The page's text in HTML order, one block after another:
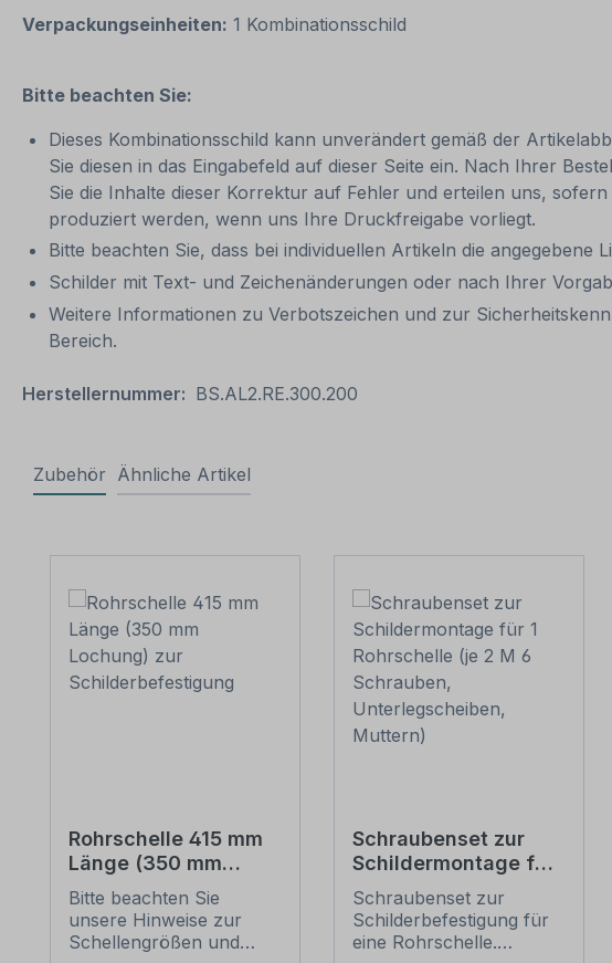
Verpackungseinheiten: 1 Kombinationsschild
Bitte beachten Sie:
Dieses Kombinationsschild kann unverändert gemäß der
Sie diesen in das Eingabefeld auf dieser Seite ein. Nach Ihrer
Sie die Inhalte dieser Korrektur auf Fehler und erteilen uns,
produziert werden, wenn uns Ihre Druckfreigabe vorliegt.
Bitte beachten Sie, dass bei individuellen Artikeln die
Schilder mit Text- und Zeichenänderungen oder nach Ihrer
Weitere Informationen zu Verbotszeichen und zur
Bereich.
Herstellernummer: BS.AL2.RE.300.200
Zubehör Ähnliche Artikel
Rohrschelle 415 mm
Länge (350 mm
Lochung) zur
Schilderbefestigung
Bitte beachten Sie
unsere Hinweise zur
Schellengrößen und
Schraubenset zur
Schildermontage für
1 Rohrschelle (je 2 M
6 Schrauben,
Unterlegscheiben,
Schraubenset zur
Schilderbefestigung für
eine Rohrschelle.